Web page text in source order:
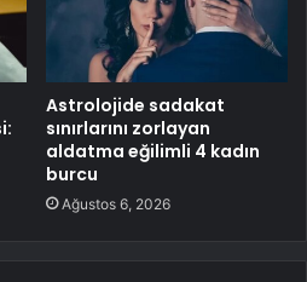
Astrolojide sadakat
sınırlarını zorlayan
aldatma eğilimli 4 kadın
burcu
Ağustos 6, 2026